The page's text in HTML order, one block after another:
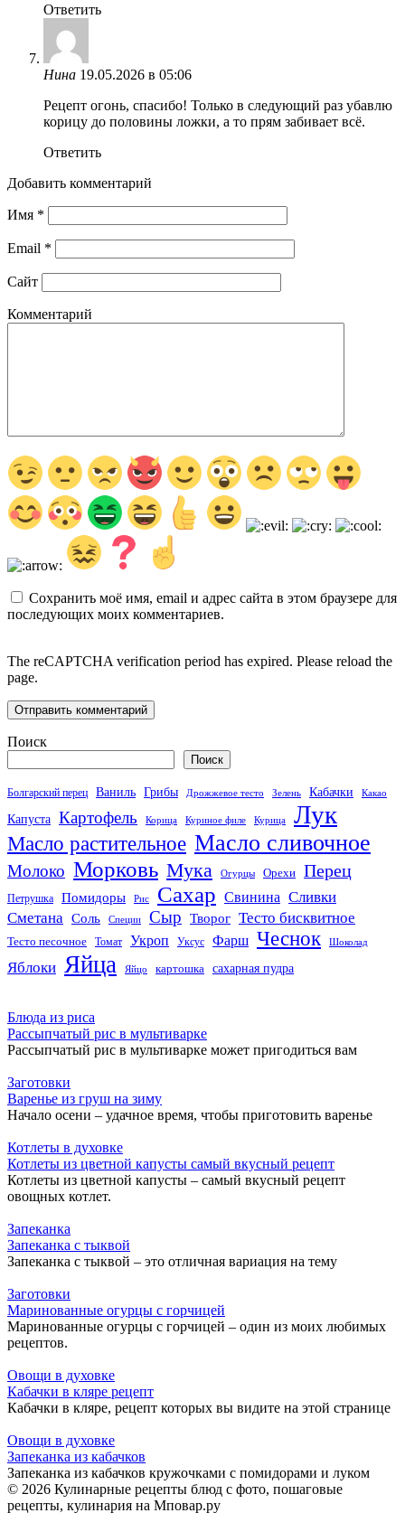
Ответить
Нина 19.05.2026 в 05:06
Рецепт огонь, спасибо! Только в следующий раз убавлю
корицу до половины ложки, а то прям забивает всё.
Ответить
Добавить комментарий
Имя *
Email *
Сайт
Комментарий
Сохранить моё имя, email и адрес сайта в этом браузере для
последующих моих комментариев.
The reCAPTCHA verification period has expired. Please reload the
page.
Поиск
Поиск
Болгарский перец Ваниль Грибы Дрожжевое тесто Зелень Кабачки Какао
Капуста Картофель Корица Куриное филе Курица Лук
Масло растительное Масло сливочное
Молоко Морковь Мука Огурцы Орехи Перец
Петрушка Помидоры Рис Сахар Свинина Сливки
Сметана Соль Специи Сыр Творог Тесто бисквитное
Тесто песочное Томат Укроп Уксус Фарш Чеснок Шоколад
Яблоки Яйца Яйцо картошка сахарная пудра
Блюда из риса
Рассыпчатый рис в мультиварке
Рассыпчатый рис в мультиварке может пригодиться вам
Заготовки
Варенье из груш на зиму
Начало осени – удачное время, чтобы приготовить варенье
Котлеты в духовке
Котлеты из цветной капусты самый вкусный рецепт
Котлеты из цветной капусты – самый вкусный рецепт
овощных котлет.
Запеканка
Запеканка с тыквой
Запеканка с тыквой – это отличная вариация на тему
Заготовки
Маринованные огурцы с горчицей
Маринованные огурцы с горчицей – один из моих любимых
рецептов.
Овощи в духовке
Кабачки в кляре рецепт
Кабачки в кляре, рецепт которых вы видите на этой странице
Овощи в духовке
Запеканка из кабачков
Запеканка из кабачков кружочками с помидорами и луком
© 2026 Кулинарные рецепты блюд с фото, пошаговые
рецепты, кулинария на Мповар.ру